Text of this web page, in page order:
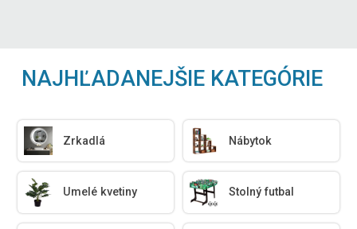
NAJHĽADANEJŠIE KATEGÓRIE
Zrkadlá Nábytok
Umelé kvetiny Stolný futbal